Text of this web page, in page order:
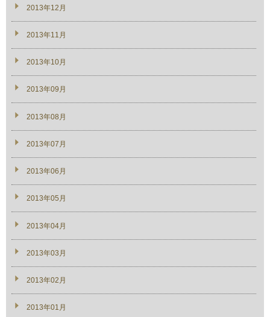
2013年12月
2013年11月
2013年10月
2013年09月
2013年08月
2013年07月
2013年06月
2013年05月
2013年04月
2013年03月
2013年02月
2013年01月